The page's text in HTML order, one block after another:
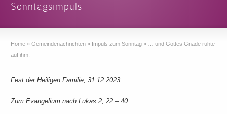
Sonntagsimpuls
Home » Gemeindenachrichten » Impuls zum Sonntag »
… und Gottes Gnade ruhte
auf ihm.
Fest der Heiligen Familie, 31.12.2023
Zum Evangelium nach Lukas 2, 22 – 40